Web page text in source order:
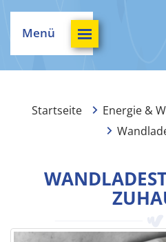
Menü
Startseite Energie &